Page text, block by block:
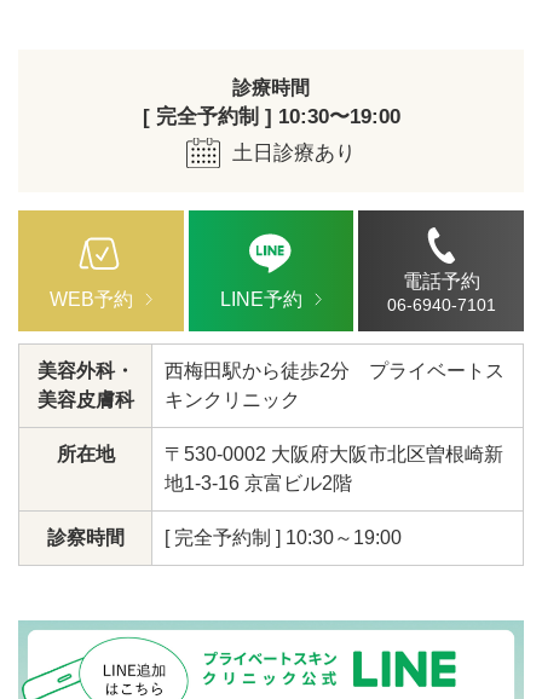
診療時間
[ 完全予約制 ] 10:30〜19:00
土日診療あり
WEB予約 LINE予約
電話予約
06-6940-7101
美容外科・
美容皮膚科
西梅田駅から徒歩2分 プライベートス
キンクリニック
所在地
〒530-0002 大阪府大阪市北区曽根崎新
地1-3-16 京富ビル2階
診察時間 [ 完全予約制 ] 10:30～19:00